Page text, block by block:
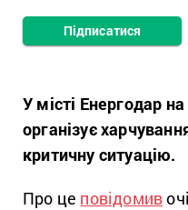
Підписатися
У місті Енергодар
організує
критичну ситуацію.
Про це повідомив